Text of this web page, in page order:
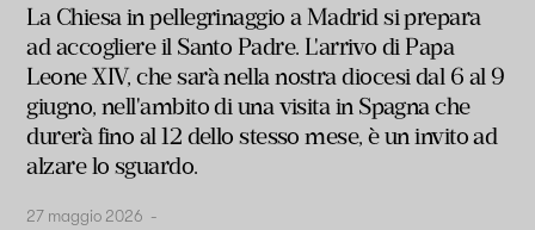
La Chiesa in pellegrinaggio a Madrid si prepara
ad accogliere il Santo Padre. L'arrivo di Papa
Leone XIV, che sarà nella nostra diocesi dal 6 al 9
giugno, nell'ambito di una visita in Spagna che
durerà fino al 12 dello stesso mese, è un invito ad
alzare lo sguardo.
27 maggio 2026 -